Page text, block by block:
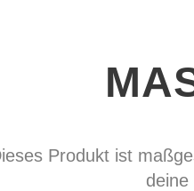
Produkt ist